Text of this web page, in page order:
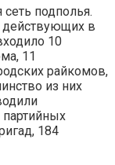
подполья.
действующих в
10
11
райкомов,
из них
184